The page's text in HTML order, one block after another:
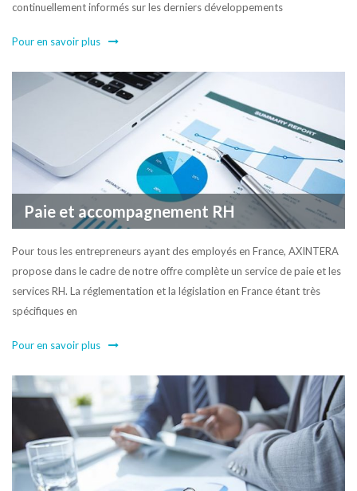
continuellement informés sur les derniers développements
Pour en savoir plus
Paie et accompagnement RH
Pour tous les entrepreneurs ayant des employés en France, AXINTERA
propose dans le cadre de notre offre complète un service de paie et les
services RH. La réglementation et la législation en France étant très
spécifiques en
Pour en savoir plus